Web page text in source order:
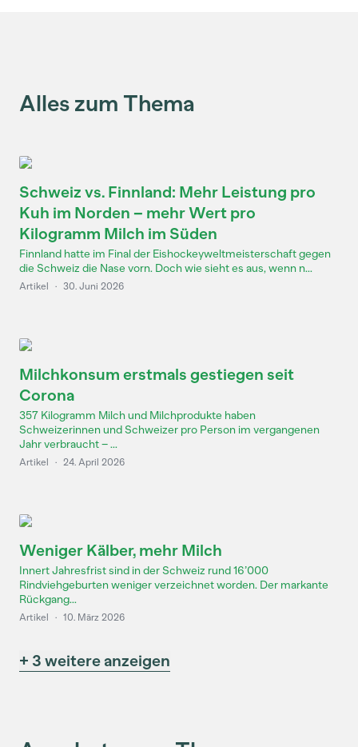
Alles zum Thema
Schweiz vs. Finnland: Mehr Leistung pro
Kuh im Norden – mehr Wert pro
Kilogramm Milch im Süden
Finnland hatte im Final der Eishockeyweltmeisterschaft gegen
die Schweiz die Nase vorn. Doch wie sieht es aus, wenn n...
Artikel · 30. Juni 2026
Milchkonsum erstmals gestiegen seit
Corona
357 Kilogramm Milch und Milchprodukte haben
Schweizerinnen und Schweizer pro Person im vergangenen
Jahr verbraucht – ...
Artikel · 24. April 2026
Weniger Kälber, mehr Milch
Innert Jahresfrist sind in der Schweiz rund 16’000
Rindviehgeburten weniger verzeichnet worden. Der markante
Rückgang...
Artikel · 10. März 2026
+ 3 weitere anzeigen